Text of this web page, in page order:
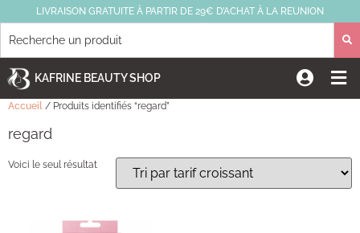
LIVRAISON GRATUITE À PARTIR DE 29€ D’ACHAT À LA REUNION
KAFRINE BEAUTY SHOP
Accueil / Produits identifiés “regard”
regard
Voici le seul résultat